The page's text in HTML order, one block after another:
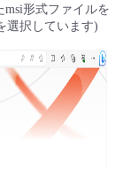
形式ファイルを
選択しています)